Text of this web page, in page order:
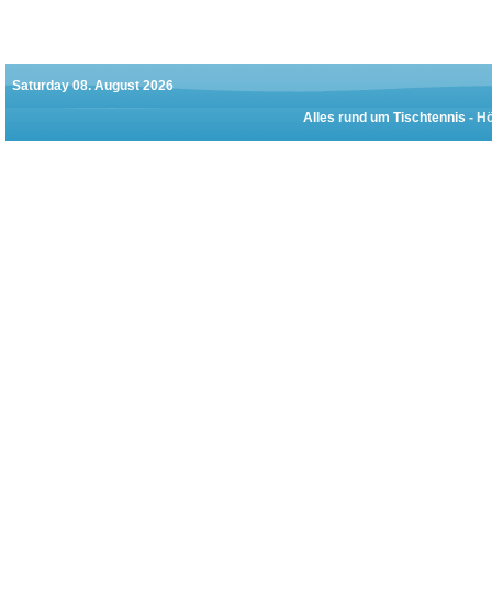
Saturday 08. August 2026
Alles rund um Tischtennis -